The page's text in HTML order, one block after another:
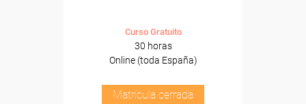
Curso Gratuito
30 horas
Online (toda España)
Matrícula cerrada